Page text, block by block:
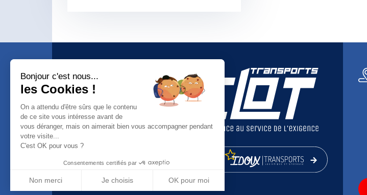
ACCUEIL
TRANSPORT
DISTRIBUTION
Bonjour c'est nous...
les Cookies !
On a attendu d'être sûrs que le contenu
de ce site vous intéresse avant de
vous déranger, mais on aimerait bien vous accompagner pendant
votre visite...
C'est OK pour vous ?
Consentements certifiés par
Non merci Je choisis OK pour moi